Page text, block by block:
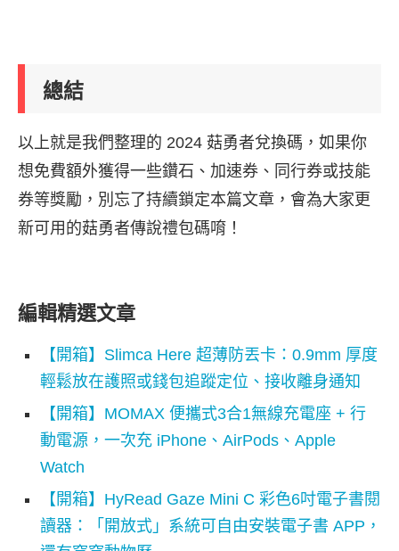
總結
以上就是我們整理的 2024 菇勇者兌換碼，如果你
想免費額外獲得一些鑽石、加速券、同行券或技能
券等獎勵，別忘了持續鎖定本篇文章，會為大家更
新可用的菇勇者傳說禮包碼唷！
編輯精選文章
【開箱】Slimca Here 超薄防丟卡：0.9mm 厚度
輕鬆放在護照或錢包追蹤定位、接收離身通知
【開箱】MOMAX 便攜式3合1無線充電座 + 行
動電源，一次充 iPhone、AirPods、Apple
Watch
【開箱】HyRead Gaze Mini C 彩色6吋電子書閱
讀器：「開放式」系統可自由安裝電子書 APP，